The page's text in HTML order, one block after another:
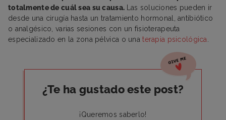
totalmente de cuál sea su causa.
Las soluciones pueden ir
desde una cirugía hasta un tratamiento hormonal, antibiótico
o analgésico, varias sesiones con un fisioterapeuta
especializado en la zona pélvica o unaterapia psicológica
¿Te ha gustado este post?
¡Queremos saberlo!